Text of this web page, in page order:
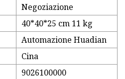
Negoziazione
40*40*25 cm 11 kg
Automazione Huadian
Cina
9026100000